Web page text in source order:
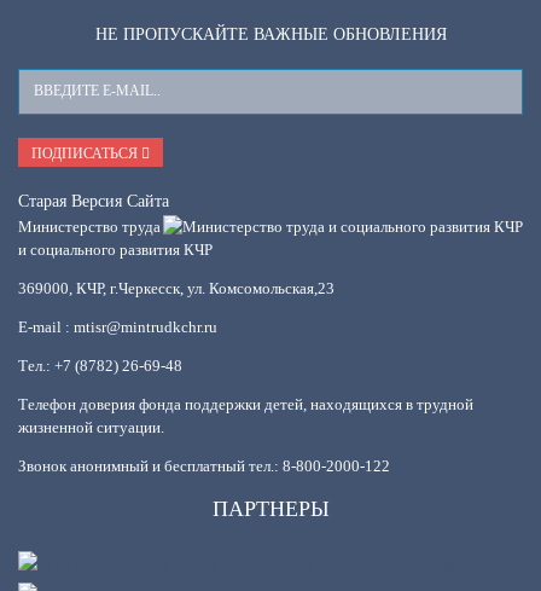
НЕ ПРОПУСКАЙТЕ ВАЖНЫЕ ОБНОВЛЕНИЯ
Ваш
E-
Mail
ПОДПИСАТЬСЯ
Старая Версия Сайта
Министерство труда
и социального развития КЧР
369000, КЧР, г.Черкесск, ул. Комсомольская,23
E-mail : mtisr@mintrudkchr.ru
Тел.: +7 (8782) 26-69-48
Телефон доверия фонда поддержки детей, находящихся в трудной
жизненной ситуации.
Звонок анонимный и бесплатный тел.: 8-800-2000-122
ПАРТНЕРЫ